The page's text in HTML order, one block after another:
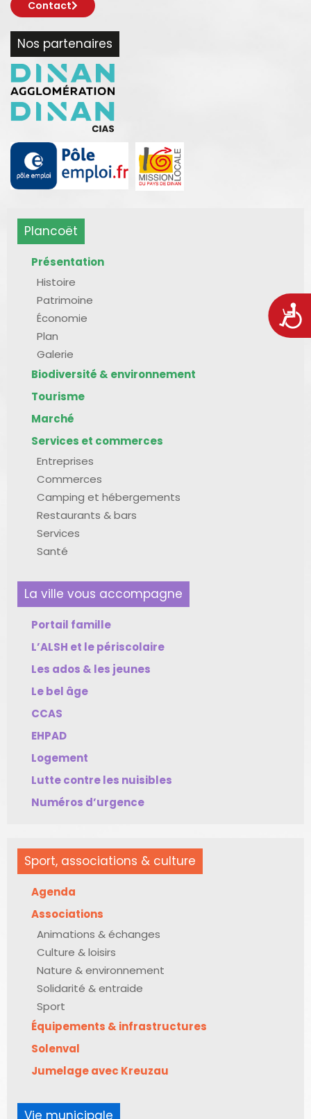
Contact
Nos partenaires
Plancoët
Présentation
Histoire
Patrimoine
Économie
Plan
Galerie
Biodiversité & environnement
Tourisme
Marché
Services et commerces
Entreprises
Commerces
Camping et hébergements
Restaurants & bars
Services
Santé
La ville vous accompagne
Portail famille
L’ALSH et le périscolaire
Les ados & les jeunes
Le bel âge
CCAS
EHPAD
Logement
Lutte contre les nuisibles
Numéros d’urgence
Sport, associations & culture
Agenda
Associations
Animations & échanges
Culture & loisirs
Nature & environnement
Solidarité & entraide
Sport
Équipements & infrastructures
Solenval
Jumelage avec Kreuzau